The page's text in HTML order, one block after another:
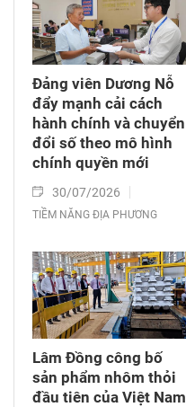
Đảng viên Dương Nỗ
đẩy mạnh cải cách
hành chính và chuyển
đổi số theo mô hình
chính quyền mới
30/07/2026
TIỀM NĂNG ĐỊA PHƯƠNG
Lâm Đồng công bố
sản phẩm nhôm thỏi
đầu tiên của Việt Nam